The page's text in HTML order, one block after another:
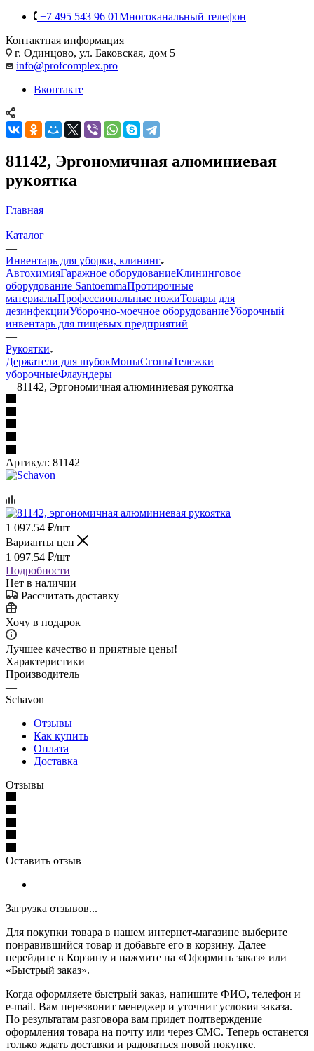
+7 495 543 96 01Многоканальный телефон
Контактная информация
г. Одинцово, ул. Баковская, дом 5
info@profcomplex.pro
Вконтакте
81142, Эргономичная алюминиевая
рукоятка
Главная
—
Каталог
—
Инвентарь для уборки, клининг
АвтохимияГаражное оборудованиеКлининговое
оборудование SantoemmaПротирочные
материалыПрофессиональные ножиТовары для
дезинфекцииУборочно-моечное оборудованиеУборочный
инвентарь для пищевых предприятий
—
Рукоятки
Держатели для шубокМопыСгоныТележки
уборочныеФлаундеры
—81142, Эргономичная алюминиевая рукоятка
Артикул: 81142
1 097.54 ₽/шт
Варианты цен
1 097.54 ₽/шт
Подробности
Нет в наличии
Рассчитать доставку
Хочу в подарок
Лучшее качество и приятные цены!
Характеристики
Производитель
—
Schavon
Отзывы
Как купить
Оплата
Доставка
Отзывы
Оставить отзыв
Загрузка отзывов...
Для покупки товара в нашем интернет-магазине выберите
понравившийся товар и добавьте его в корзину. Далее
перейдите в Корзину и нажмите на «Оформить заказ» или
«Быстрый заказ».
Когда оформляете быстрый заказ, напишите ФИО, телефон и
e-mail. Вам перезвонит менеджер и уточнит условия заказа.
По результатам разговора вам придет подтверждение
оформления товара на почту или через СМС. Теперь останется
только ждать доставки и радоваться новой покупке.